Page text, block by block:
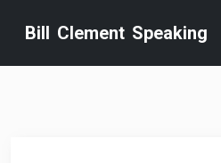
content
Bill Clement Speaking